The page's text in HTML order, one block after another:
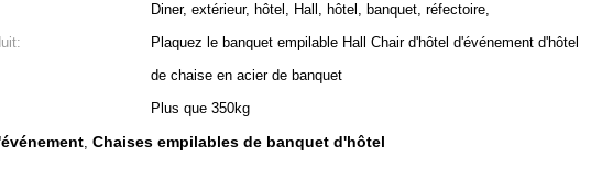
Diner, extérieur, hôtel, Hall, hôtel, banquet, réfectoire,
Plaquez le banquet empilable Hall Chair d'hôtel d'événement d'hôtel
de chaise en acier de banquet
Plus que 350kg
, Chaises empilables de banquet d'hôtel